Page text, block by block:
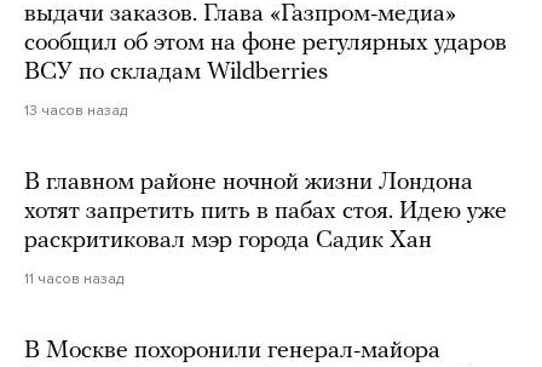
выдачи заказов. Глава «Газпром-медиа»
сообщил об этом на фоне регулярных ударов
ВСУ по складам Wildberries
13 часов назад
В главном районе ночной жизни Лондона
хотят запретить пить в пабах стоя. Идею уже
раскритиковал мэр города Садик Хан
11 часов назад
В Москве похоронили генерал-майора